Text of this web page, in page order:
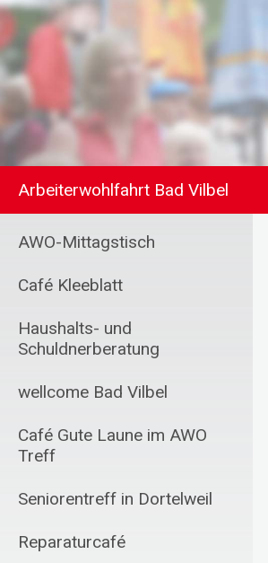
Arbeiterwohlfahrt Bad Vilbel
AWO-Mittagstisch
Café Kleeblatt
Haushalts- und
Schuldnerberatung
wellcome Bad Vilbel
Café Gute Laune im AWO
Treff
Seniorentreff in Dortelweil
Reparaturcafé